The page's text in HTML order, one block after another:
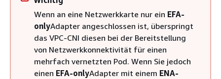
Wenn an eine Netzwerkkarte nur ein EFA-
onlyAdapter angeschlossen ist, überspringt
das VPC-CNI diesen bei der Bereitstellung
von Netzwerkkonnektivität für einen
mehrfach vernetzten Pod. Wenn Sie jedoch
einen EFA-onlyAdapter mit einem ENA-